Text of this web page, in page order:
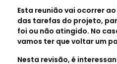
Esta reunião vai ocorrer
das tarefas do projeto,
foi ou não atingido. No
vamos ter que voltar um
Nesta revisão, é